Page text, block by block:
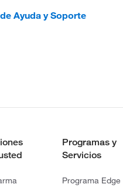
Ayuda y Soporte
Programas y
Servicios
Programa Edge